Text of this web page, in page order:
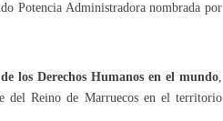
Potencia Administradora nombrada por
los Derechos Humanos en el mundo,
del Reino de Marruecos en el territorio